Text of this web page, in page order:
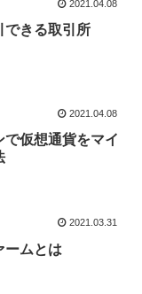
2021.04.08
できる取引所
2021.04.08
で仮想通貨をマイ
2021.03.31
ームとは